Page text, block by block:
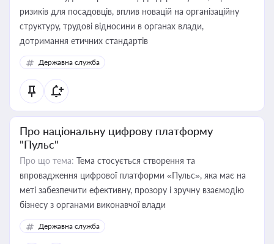
ризиків для посадовців, вплив новацій на організаційну
структуру, трудові відносини в органах влади,
дотримання етичних стандартів
Державна служба
Про національну цифрову платформу
"Пульс"
Про що тема: Тема стосується створення та
впровадження цифрової платформи «Пульс», яка має на
меті забезпечити ефективну, прозору і зручну взаємодію
бізнесу з органами виконавчої влади
Державна служба